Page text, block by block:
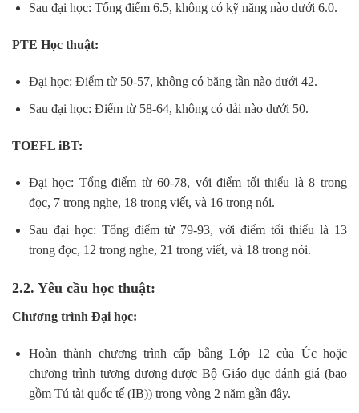
Sau đại học: Tổng điểm 6.5, không có kỹ năng nào dưới 6.0.
PTE Học thuật:
Đại học: Điểm từ 50-57, không có băng tần nào dưới 42.
Sau đại học: Điểm từ 58-64, không có dải nào dưới 50.
TOEFL iBT:
Đại học: Tổng điểm từ 60-78, với điểm tối thiểu là 8 trong
đọc, 7 trong nghe, 18 trong viết, và 16 trong nói.
Sau đại học: Tổng điểm từ 79-93, với điểm tối thiểu là 13
trong đọc, 12 trong nghe, 21 trong viết, và 18 trong nói.
2.2. Yêu cầu học thuật:
Chương trình Đại học:
Hoàn thành chương trình cấp bằng Lớp 12 của Úc hoặc
chương trình tương đương được Bộ Giáo dục đánh giá (bao
gồm Tú tài quốc tế (IB)) trong vòng 2 năm gần đây.